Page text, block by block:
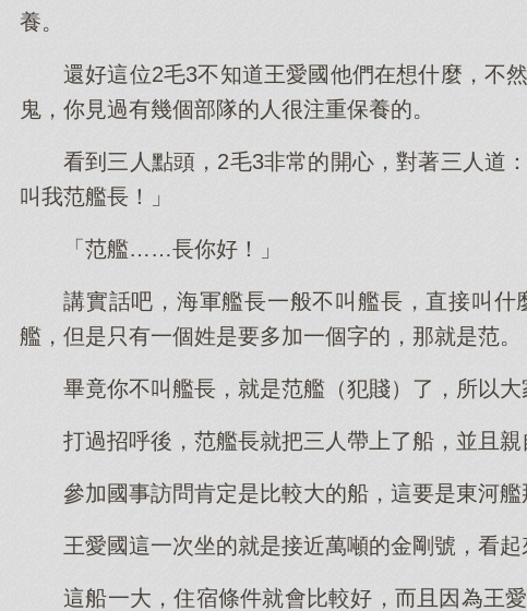
養。
還好這位2毛3不知道王愛國他們在想什麼，不
鬼，你見過有幾個部隊的人很注重保養的。
看到三人點頭，2毛3非常的開心，對著三人道
叫我范艦長！」
「范艦……長你好！」
講實話吧，海軍艦長一般不叫艦長，直接叫
艦，但是只有一個姓是要多加一個字的，那就是范。
畢竟你不叫艦長，就是范艦（犯賤）了，所以大
打過招呼後，范艦長就把三人帶上了船，並且親
參加國事訪問肯定是比較大的船，這要是東河艦
王愛國這一次坐的就是接近萬噸的金剛號，看起
這船一大，住宿條件就會比較好，而且因為王